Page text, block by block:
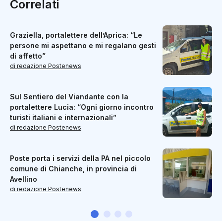
Correlati
Graziella, portalettere dell’Aprica: “Le
persone mi aspettano e mi regalano gesti
di affetto”
di redazione Postenews
Sul Sentiero del Viandante con la
portalettere Lucia: “Ogni giorno incontro
turisti italiani e internazionali”
di redazione Postenews
Poste porta i servizi della PA nel piccolo
comune di Chianche, in provincia di
Avellino
di redazione Postenews